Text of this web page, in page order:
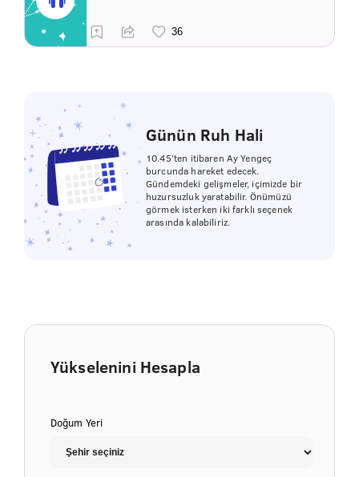
Günün Ruh Hali
10.45’ten itibaren Ay Yengeç
burcunda hareket edecek.
Gündemdeki gelişmeler, içimizde bir
huzursuzluk yaratabilir. Önümüzü
görmek isterken iki farklı seçenek
arasında kalabiliriz.
Yükselenini Hesapla
Doğum Yeri